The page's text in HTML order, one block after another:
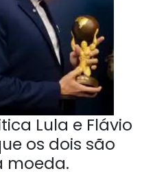
Lula e Flávio
os dois são
moeda.